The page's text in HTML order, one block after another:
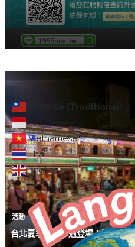
Chinese (Traditional)
Indonesian
Vietnamese
Thai
English
活動
台北夏季旅展本週登場！觀光署